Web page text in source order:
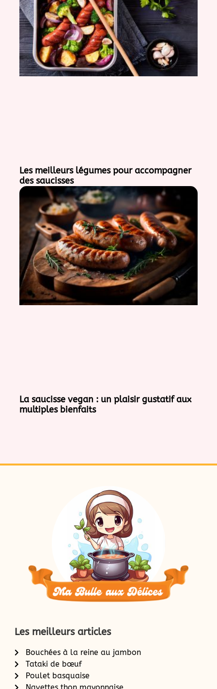
Les meilleurs légumes pour accompagner
des saucisses
La saucisse vegan : un plaisir gustatif aux
multiples bienfaits
Les meilleurs articles
Bouchées à la reine au jambon
Tataki de bœuf
Poulet basquaise